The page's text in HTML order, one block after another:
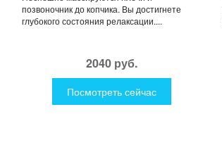
позвоночник до копчика. Вы достигнете
глубокого состояния релаксации....
2040 руб.
Посмотреть сейчас